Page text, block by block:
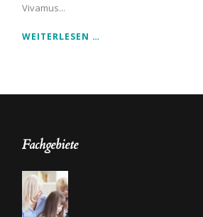
Vivamus...
WEITERLESEN …
Fachgebiete